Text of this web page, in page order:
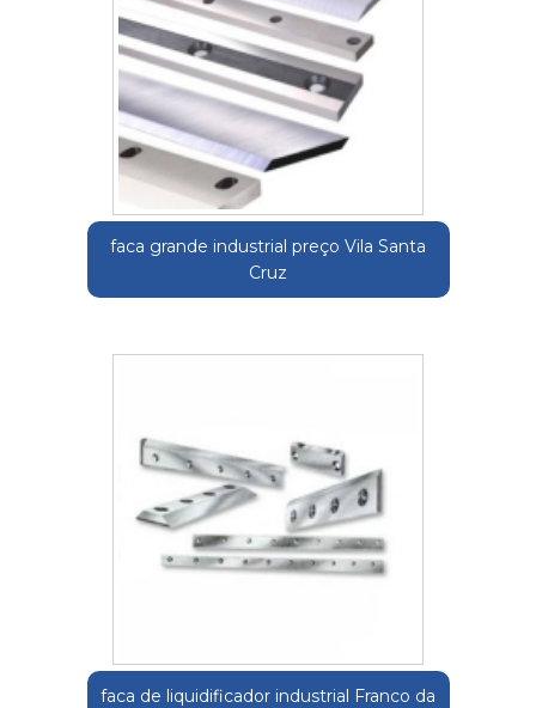
faca grande industrial preço Vila Santa
Cruz
faca de liquidificador industrial Franco da